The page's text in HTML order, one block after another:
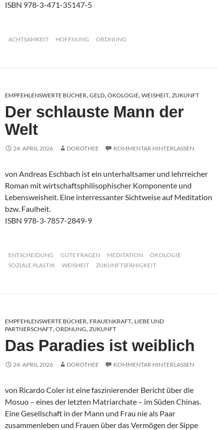
ISBN 978-3-471-35147-5
ACHTSAMKEIT HOFFNUNG ORDNUNG
EMPFEHLENSWERTE BÜCHER, GELD, ÖKOLOGIE, WEISHEIT, ZUKUNFT
Der schlauste Mann der
Welt
24. APRIL 2026 DOROTHEE KOMMENTAR HINTERLASSEN
von Andreas Eschbach ist ein unterhaltsamer und lehrreicher
Roman mit wirtschaftsphilisophischer Komponente und
Lebensweisheit. Eine interressanter Sichtweise auf Meditation
bzw. Faulheit.
ISBN 978-3-7857-2849-9
ENTSCHEIDUNG GUTE FRAGEN MEDITATION
ÖKOLOGIE
SOZIALE PLASTIK
WEISHEIT ZUKUNFTSFÄHIGKEIT
EMPFEHLENSWERTE BÜCHER, FRAUENKRAFT, LIEBE UND
PARTNERSCHAFT, ORDNUNG, ZUKUNFT
Das Paradies ist weiblich
24. APRIL 2026 DOROTHEE KOMMENTAR HINTERLASSEN
von Ricardo Coler ist eine faszinierender Bericht über die
Mosuo – eines der letzten Matriarchate – im Süden Chinas.
Eine Gesellschaft in der Mann und Frau nie als Paar
zusammenleben und Frauen über das Vermögen der Sippe